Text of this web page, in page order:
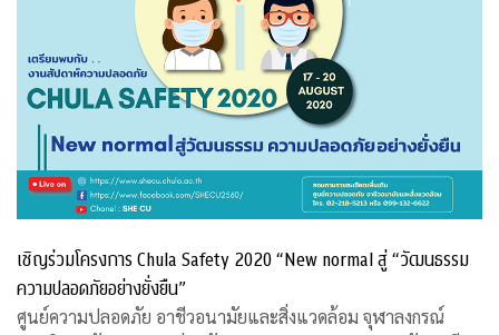
เชิญร่วมโครงการ Chula Safety 2020 “New normal สู่ “วัฒนธรรม
ความปลอดภัยอย่างยั่งยืน”
ศูนย์ความปลอดภัย อาชีวอนามัยและสิ่งแวดล้อม จุฬาลงกรณ์